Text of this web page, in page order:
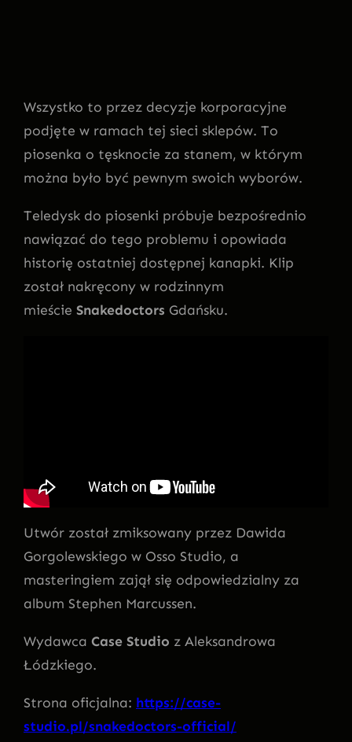
Wszystko to przez decyzje korporacyjne
podjęte w ramach tej sieci sklepów. To
piosenka o tęsknocie za stanem, w którym
można było być pewnym swoich wyborów.
Teledysk do piosenki próbuje bezpośrednio
nawiązać do tego problemu i opowiada
historię ostatniej dostępnej kanapki. Klip
został nakręcony w rodzinnym
mieście Snakedoctors Gdańsku.
Utwór został zmiksowany przez Dawida
Gorgolewskiego w Osso Studio, a
masteringiem zajął się odpowiedzialny za
album Stephen Marcussen.
Wydawca Case Studio z Aleksandrowa
Łódzkiego.
Strona oficjalna: https://case-
studio.pl/snakedoctors-official/